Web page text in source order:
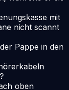
mit
nicht scannt
Pappe in den
oben